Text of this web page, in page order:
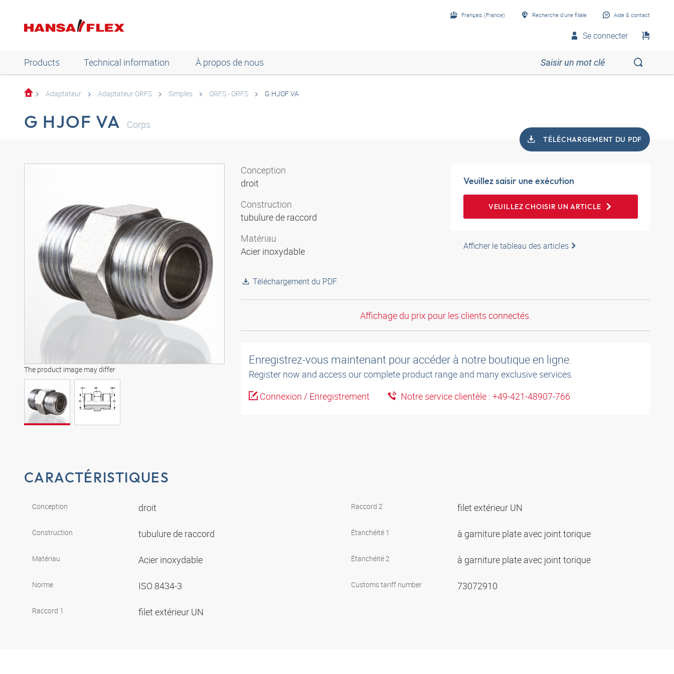
Français (France) Recherche d’une filiale Aide & contact
Se connecter
Products Technical information À propos de nous
Adaptateur Adaptateur ORFS Simples ORFS - ORFS G HJOF VA
G HJOF VA Corps
TÉLÉCHARGEMENT DU PDF
The product image may differ
Conception
droit
Construction
tubulure de raccord
Matériau
Acier inoxydable
Téléchargement du PDF
Veuillez saisir une exécution
VEUILLEZ CHOISIR UN ARTICLE
Afficher le tableau des articles
Affichage du prix pour les clients connectés.
Enregistrez-vous maintenant pour accéder à notre boutique en ligne.
Register now and access our complete product range and many exclusive services.
Connexion / Enregistrement
Notre service clientèle : +49-421-48907-766
CARACTÉRISTIQUES
Conception droit
Construction tubulure de raccord
Matériau Acier inoxydable
Norme ISO 8434-3
Raccord 1 filet extérieur UN
Raccord 2 filet extérieur UN
Étanchéité 1 à garniture plate avec joint torique
Étanchéité 2 à garniture plate avec joint torique
Customs tariff number 73072910